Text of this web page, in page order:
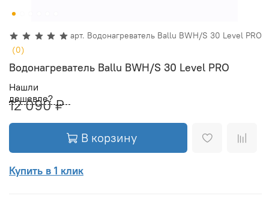
(0)
арт. Водонагреватель Ballu BWH/S 30 Level PRO
Водонагреватель Ballu BWH/S 30 Level PRO
Нашли
дешевле?
12 090 ₽
В корзину
Купить в 1 клик